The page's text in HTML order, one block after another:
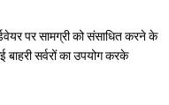
पर सामग्री को संसाधित करने के
सर्वरों का उपयोग करके